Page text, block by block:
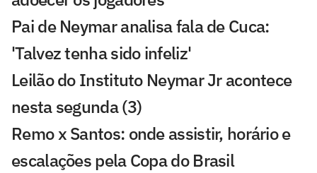
Pai de Neymar analisa fala de Cuca:
'Talvez tenha sido infeliz'
Leilão do Instituto Neymar Jr acontece
nesta segunda (3)
Remo x Santos: onde assistir, horário e
escalações pela Copa do Brasil